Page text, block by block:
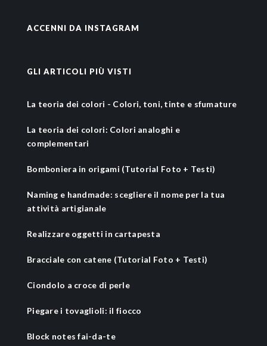
ACCENNI DA INSTAGRAM
GLI ARTICOLI PIÙ VISTI
La teoria dei colori - Colori, toni, tinte e sfumature
La teoria dei colori: Colori analoghi e
complementari
Bomboniera in origami (Tutorial Foto + Testi)
Naming e handmade: scegliere il nome per la tua
attività artigianale
Realizzare oggetti in cartapesta
Bracciale con catene (Tutorial Foto + Testi)
Ciondolo a croce di perle
Piegare i tovaglioli: il fiocco
Block notes fai-da-te